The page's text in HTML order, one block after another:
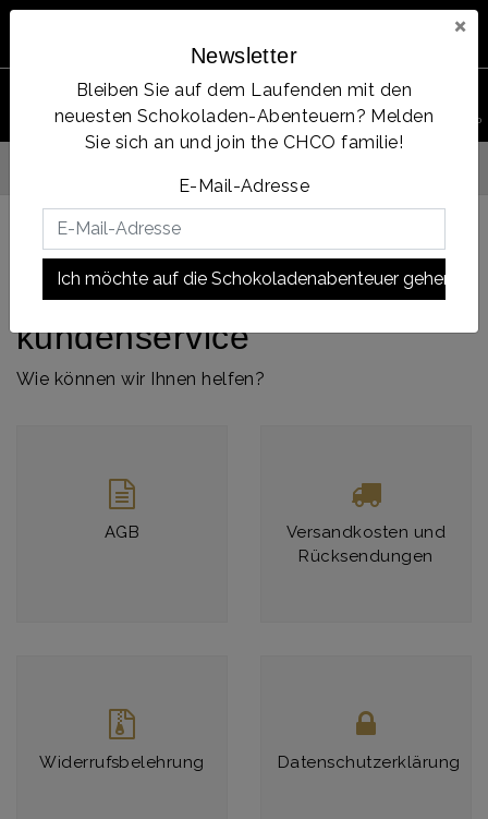
×
Newsletter
Bleiben Sie auf dem Laufenden mit den
neuesten Schokoladen-Abenteuern? Melden
Sie sich an und join the CHCO familie!
E-Mail-Adresse
Ich möchte auf die Schokoladenabenteuer gehen!
Zurück zu home|kundenservice
kundenservice
Wie können wir Ihnen helfen?
AGB
Versandkosten und
Rücksendungen
Widerrufsbelehrung Datenschutzerklärung
PRODUKT
SUCHEN
Account Menu Wunschzettel Ihr Warenkorb